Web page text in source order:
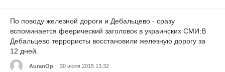
По поводу железной дороги и Дебальцево - сразу
вспоминается феерический заголовок в украинских СМИ:В
Дебальцево террористы восстановили железную дорогу за
12 дней.
AuranOp 30 июля 2015 13:32